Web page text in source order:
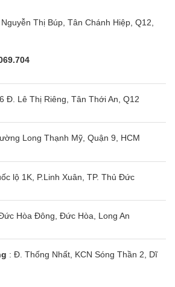
lo chuyển động bị trễ hay mờ
hữu chất âm tươi mới, lôi
thanh sống động hơn với Q-
Q-Symphony âm thanh được
với hệ thống loa trước, loa cạnh
trần trên soundbar giúp kiến tạo
giải trí đỉnh cao, hoàn hảo bao
âm nhạc sống động
được nâng cấp lên thành hệ
đỉnh cao Dolby Atmos mà
Thị Búp, Tân Chánh Hiệp, Q12,
Đ. Lê Thị Riêng, Tân Thới An, Q12
Long Thạnh Mỹ, Quận 9, HCM
lộ 1K, P.Linh Xuân, TP. Thủ Đức
Hòa Đông, Đức Hòa, Long An
: Đ. Thống Nhất, KCN Sóng Thần 2, Dĩ